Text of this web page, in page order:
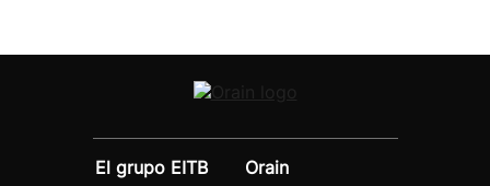
El grupo EITB
Orain